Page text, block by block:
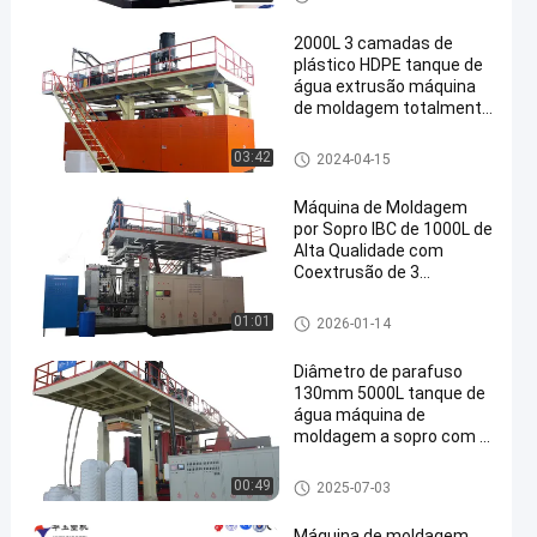
pro de paletes
03:42
2000L 3 camadas de
plástico HDPE tanque de
água extrusão máquina
de moldagem totalmente
Máquina de moldagem a sopr
o de reservatório de água de 5
2024-04-15
01:01
Máquina de Moldagem
por Sopro IBC de 1000L de
Alta Qualidade com
Coextrusão de 3
Tela Sensível ao Toque
PLC
Máquina de moldagem por so
pro IBC
2026-01-14
00:49
Diâmetro de parafuso
130mm 5000L tanque de
água máquina de
moldagem a sopro com e
Máquina de moldagem por so
pro de reservatório de água de
2025-07-03